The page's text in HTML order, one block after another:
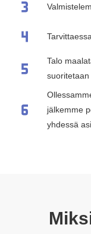
Talo
suoritetaan
jälkemme
yhdessä